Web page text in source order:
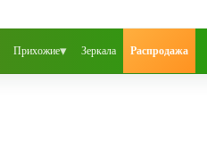
Прихожие▾ Зеркала Распродажа